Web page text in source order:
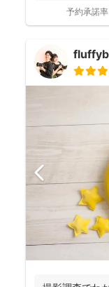
予約承諾率